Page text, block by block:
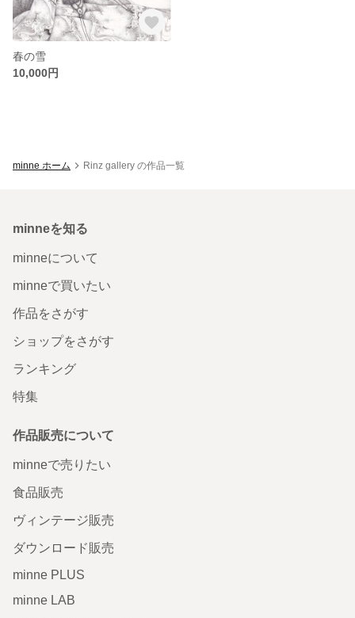
春の雪
10,000円
minne ホーム Rinz gallery の作品一覧
minneを知る
minneについて
minneで買いたい
作品をさがす
ショップをさがす
ランキング
特集
作品販売について
minneで売りたい
食品販売
ヴィンテージ販売
ダウンロード販売
minne PLUS
minne LAB